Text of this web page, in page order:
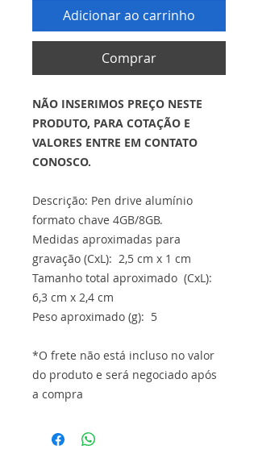
Adicionar ao carrinho
Comprar
NÃO INSERIMOS PREÇO NESTE
PRODUTO, PARA COTAÇÃO E
VALORES ENTRE EM CONTATO
CONOSCO.
Descrição: Pen drive alumínio
formato chave 4GB/8GB.
Medidas aproximadas para
gravação (CxL): 2,5 cm x 1 cm
Tamanho total aproximado (CxL):
6,3 cm x 2,4 cm
Peso aproximado (g): 5
*O frete não está incluso no valor
do produto e será negociado após
a compra